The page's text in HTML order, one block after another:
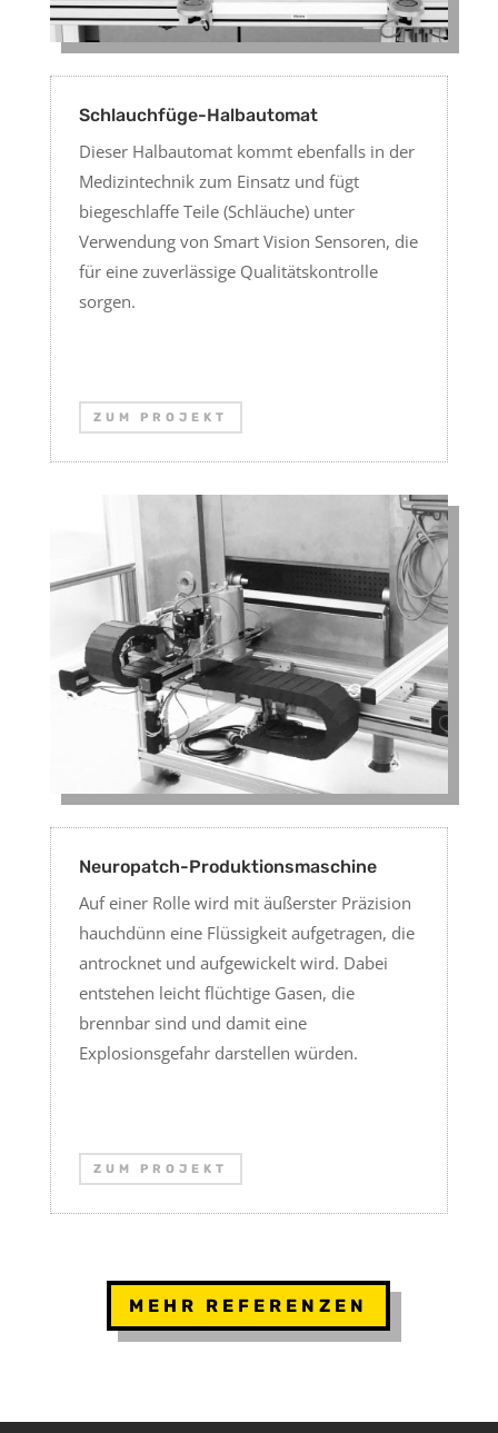
Schlauchfüge-Halbautomat
Dieser Halbautomat kommt ebenfalls in der
Medizintechnik zum Einsatz und fügt
biegeschlaffe Teile (Schläuche) unter
Verwendung von Smart Vision Sensoren, die
für eine zuverlässige Qualitätskontrolle
sorgen.
ZUM PROJEKT
Neuropatch-Produktionsmaschine
Auf einer Rolle wird mit äußerster Präzision
hauchdünn eine Flüssigkeit aufgetragen, die
antrocknet und aufgewickelt wird. Dabei
entstehen leicht flüchtige Gasen, die
brennbar sind und damit eine
Explosionsgefahr darstellen würden.
ZUM PROJEKT
MEHR REFERENZEN